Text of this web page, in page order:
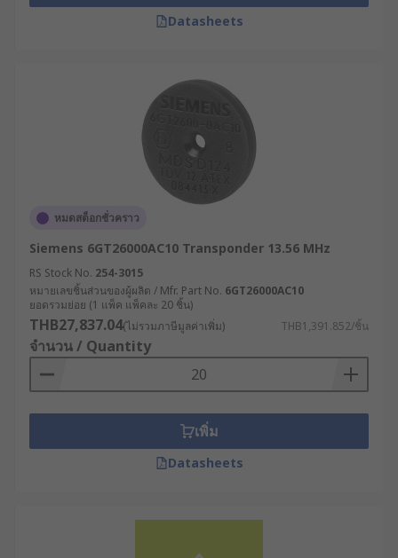
Datasheets
หมดสต็อกชั่วคราว
Siemens 6GT26000AC10 Transponder 13.56 MHz
RS Stock No. 254-3015
หมายเลขชิ้นส่วนของผู้ผลิต / Mfr. Part No. 6GT26000AC10
ยอดรวมย่อย (1 แพ็ค แพ็คละ 20 ชิ้น)
THB27,837.04(ไม่รวมภาษีมูลค่าเพิ่ม) THB1,391.852/ชิ้น
จำนวน / Quantity
เพิ่ม
Datasheets